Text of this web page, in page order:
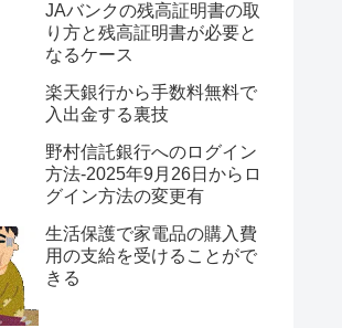
JAバンクの残高証明書の取
り方と残高証明書が必要と
なるケース
楽天銀行から手数料無料で
入出金する裏技
野村信託銀行へのログイン
方法-2025年9月26日からロ
グイン方法の変更有
生活保護で家電品の購入費
用の支給を受けることがで
きる